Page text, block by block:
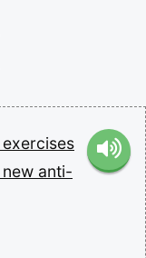
exercises
new anti-